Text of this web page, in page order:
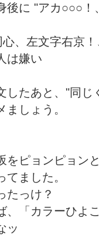
に "アカ○○○！
、左文字右京！
は嫌い
たあと、"同じ
しょう。
をピョンピョン
ました。
たっけ？
、「カラーひよ
ッ